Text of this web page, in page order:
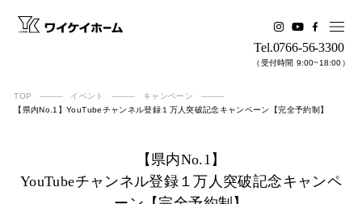
Tel.0766-56-3300
（受付時間 9:00~18:00）
TOP イベント
キャンペーン
【県内No.1】YouTubeチャンネル登録１万人突破記念キャンペーン【完全予約制】
【県内No.1】
YouTubeチャンネル登録１万人突破記念キャンペ